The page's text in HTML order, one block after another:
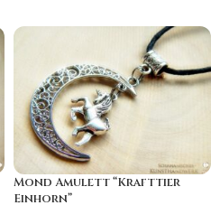
Mond Amulett “Krafttier
Einhorn”